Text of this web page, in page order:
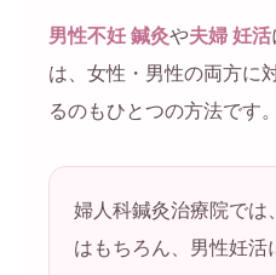
男性不妊 鍼灸や夫婦 妊活
は、女性・男性の両方に
るのもひとつの方法です。
婦人科鍼灸治療院では
はもちろん、男性妊活